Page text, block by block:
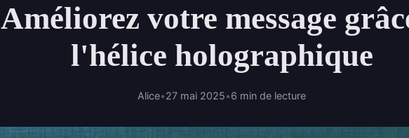
Améliorez votre message
l'hélice holographique
Alice•27 mai 2025•6 min de lecture